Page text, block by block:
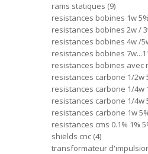
rams statiques 9
resistances bobines 1w 5%
resistances bobines 2w /
resistances bobines 4w /
resistances bobines
resistances bobines avec
resistances carbone 1/2w
resistances carbone 1/4w
resistances carbone 1/4w
resistances carbone 1w
resistances cms 0.1% 1%
shields cnc 4
transformateur